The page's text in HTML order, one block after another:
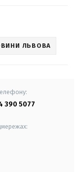
ЛЬВОВА
390 5077